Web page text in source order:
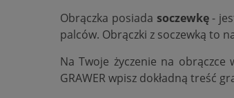
Obrączka posiada soczewkę-
palców. Obrączki z soczewką to
Na Twoje życzenie na
GRAWER wpisz dokładną treść